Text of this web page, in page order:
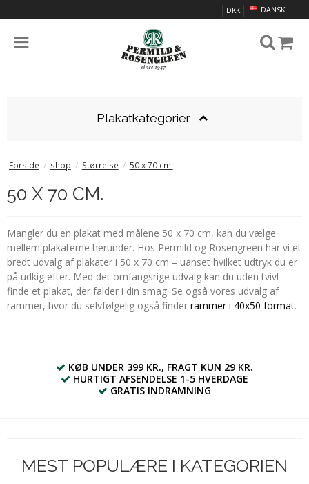
DANSK
DKK
Plakatkategorier
Forside / shop / Størrelse / 50 x 70 cm.
50 X 70 CM.
Mangler du en plakat med målene 50 x 70 cm, kan du vælge
mellem plakaterne herunder. Hos Permild og Rosengreen har vi et
bredt udvalg af plakater i 50 x 70 cm – uanset hvilket udtryk du er
på udkig efter. Med det omfangsrige udvalg kan du uden tvivl
finde et plakat, der falder i din smag. Se også vores udvalg af
rammer, hvor du selvfølgelig også finder rammer i 40x50 format.
KØB UNDER 399 KR., FRAGT KUN 29 KR.
HURTIGT AFSENDELSE 1-5 HVERDAGE
GRATIS INDRAMNING
MEST POPULÆRE I KATEGORIEN